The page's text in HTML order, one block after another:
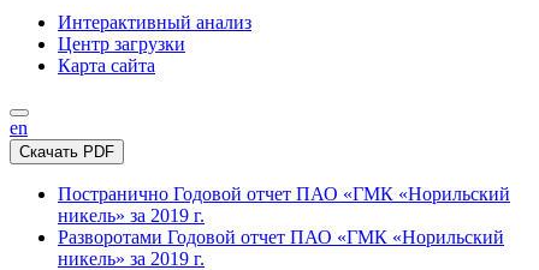
Интерактивный анализ
Центр загрузки
Карта сайта
en
Скачать PDF
Постранично Годовой отчет ПАО «ГМК «Норильский
никель» за 2019 г.
Разворотами Годовой отчет ПАО «ГМК «Норильский
никель» за 2019 г.